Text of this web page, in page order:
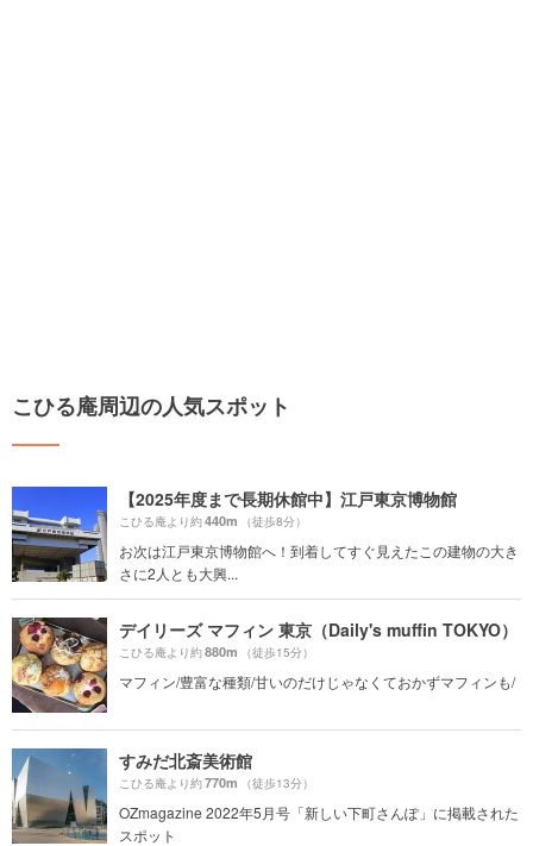
こひる庵周辺の人気スポット
【2025年度まで長期休館中】江戸東京博物館
こひる庵より約440m （徒歩8分）
お次は江戸東京博物館へ！到着してすぐ見えたこの建物の大き
さに2人とも大興...
デイリーズ マフィン 東京（Daily's muffin TOKYO）
こひる庵より約880m （徒歩15分）
マフィン/豊富な種類/甘いのだけじゃなくておかずマフィンも/
すみだ北斎美術館
こひる庵より約770m （徒歩13分）
OZmagazine 2022年5月号「新しい下町さんぽ」に掲載された
スポット